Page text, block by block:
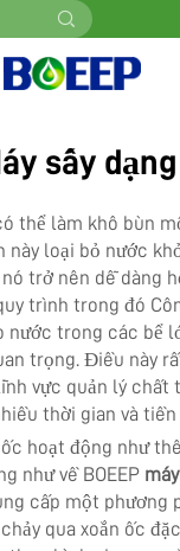
sấy
thể làm khô bùn
này loại bỏ nước
trở nên dễ dàng
trình trong đó
nước trong các bể
trọng. Điều này
vực quản lý chất
thời gian và tiền
ốc hoạt động như
như về BOEEP
cấp một phương
qua xoắn ốc